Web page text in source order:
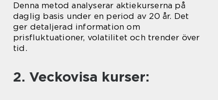
Denna metod analyserar aktiekurserna på
daglig basis under en period av 20 år. Det
ger detaljerad information om
prisfluktuationer, volatilitet och trender över
tid.
2. Veckovisa kurser: